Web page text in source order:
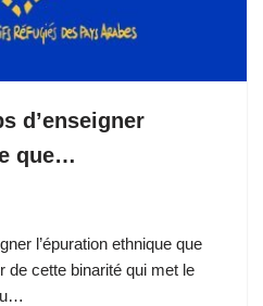
d’enseigner
que…
l’épuration ethnique que
de cette binarité qui met le